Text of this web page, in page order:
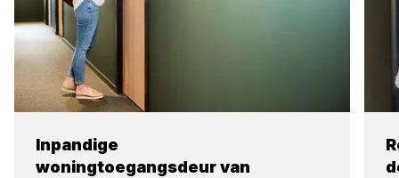
Inpandige
woningtoegangsdeur van